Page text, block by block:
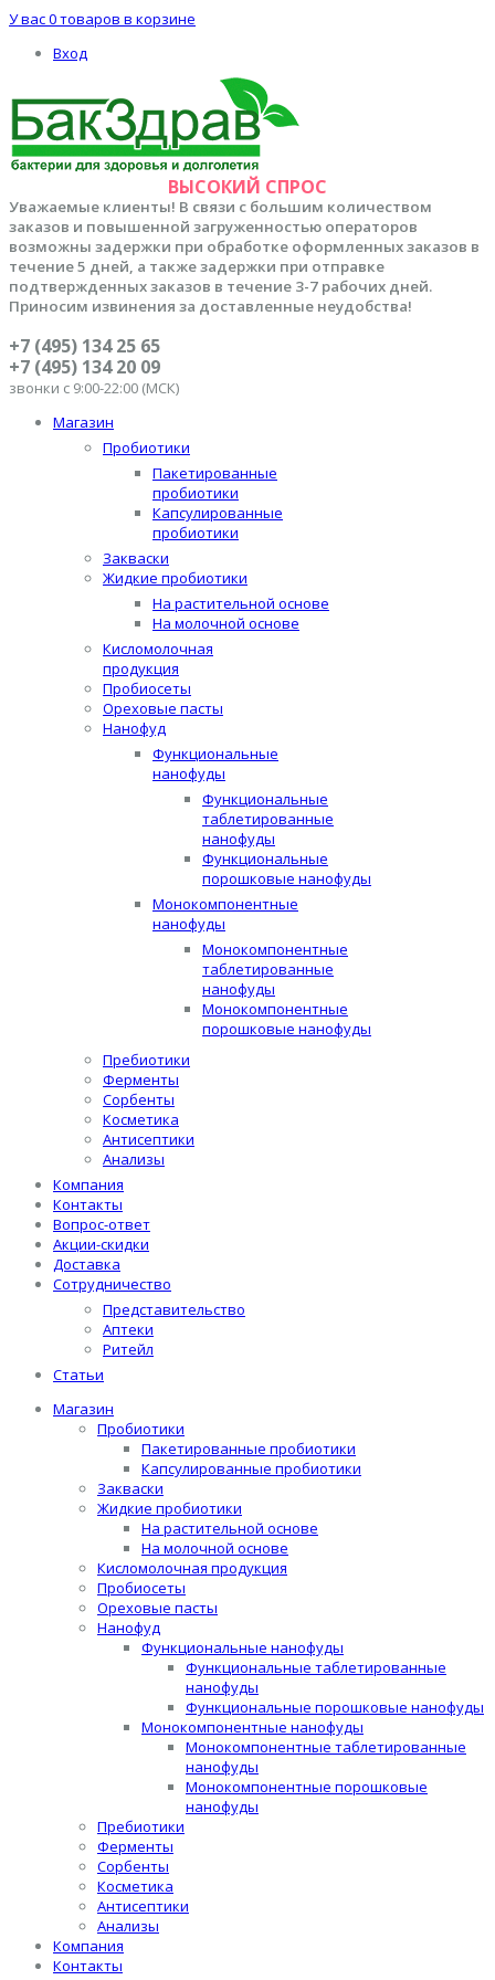
У вас0 товаров в корзине
Вход
ВЫСОКИЙ СПРОС
Уважаемые клиенты! В связи с большим количеством
заказов и повышенной загруженностью операторов
возможны задержки при обработке оформленных заказов в
течение 5 дней, а также задержки при отправке
подтвержденных заказов в течение 3-7 рабочих дней.
Приносим извинения за доставленные неудобства!
+7 (495) 134 25 65
+7 (495) 134 20 09
звонки с 9:00-22:00 (МСК)
Магазин
Пробиотики
Пакетированные
пробиотики
Капсулированные
пробиотики
Закваски
Жидкие пробиотики
На растительной основе
На молочной основе
Кисломолочная
продукция
Пробиосеты
Ореховые пасты
Нанофуд
Функциональные
нанофуды
Функциональные
таблетированные
нанофуды
Функциональные
порошковые нанофуды
Монокомпонентные
нанофуды
Монокомпонентные
таблетированные
нанофуды
Монокомпонентные
порошковые нанофуды
Пребиотики
Ферменты
Сорбенты
Косметика
Антисептики
Анализы
Компания
Контакты
Вопрос-ответ
Акции-скидки
Доставка
Сотрудничество
Представительство
Аптеки
Ритейл
Статьи
Магазин
Пробиотики
Пакетированные пробиотики
Капсулированные пробиотики
Закваски
Жидкие пробиотики
На растительной основе
На молочной основе
Кисломолочная продукция
Пробиосеты
Ореховые пасты
Нанофуд
Функциональные нанофуды
Функциональные таблетированные
нанофуды
Функциональные порошковые нанофуды
Монокомпонентные нанофуды
Монокомпонентные таблетированные
нанофуды
Монокомпонентные порошковые
нанофуды
Пребиотики
Ферменты
Сорбенты
Косметика
Антисептики
Анализы
Компания
Контакты